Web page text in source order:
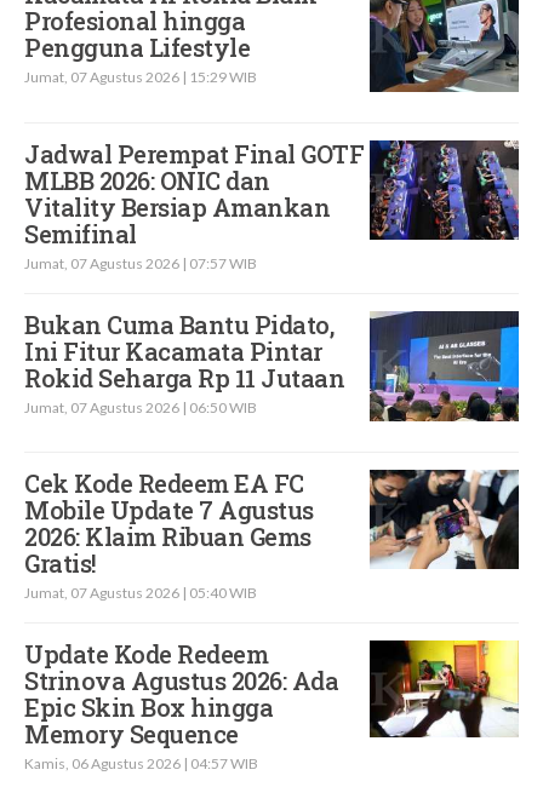
Profesional hingga
Pengguna Lifestyle
Jumat, 07 Agustus 2026 | 15:29 WIB
Jadwal Perempat Final GOTF
MLBB 2026: ONIC dan
Vitality Bersiap Amankan
Semifinal
Jumat, 07 Agustus 2026 | 07:57 WIB
Bukan Cuma Bantu Pidato,
Ini Fitur Kacamata Pintar
Rokid Seharga Rp 11 Jutaan
Jumat, 07 Agustus 2026 | 06:50 WIB
Cek Kode Redeem EA FC
Mobile Update 7 Agustus
2026: Klaim Ribuan Gems
Gratis!
Jumat, 07 Agustus 2026 | 05:40 WIB
Update Kode Redeem
Strinova Agustus 2026: Ada
Epic Skin Box hingga
Memory Sequence
Kamis, 06 Agustus 2026 | 04:57 WIB